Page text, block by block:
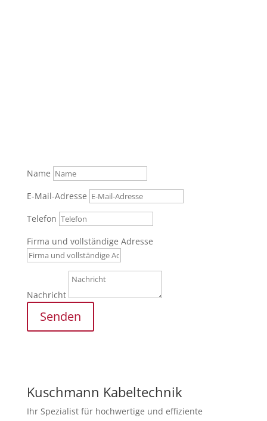
Name
E-Mail-Adresse
Telefon
Firma und vollständige Adresse
Nachricht
Senden
Kuschmann Kabeltechnik
Ihr Spezialist für hochwertige und effiziente